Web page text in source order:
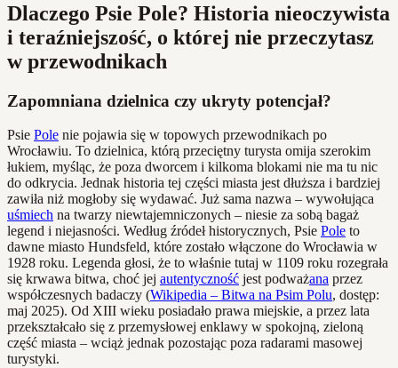
Dlaczego Psie Pole? Historia nieoczywista
i teraźniejszość, o której nie przeczytasz
w przewodnikach
Zapomniana dzielnica czy ukryty potencjał?
Psie Pole nie pojawia się w topowych przewodnikach po
Wrocławiu. To dzielnica, którą przeciętny turysta omija szerokim
łukiem, myśląc, że poza dworcem i kilkoma blokami nie ma tu nic
do odkrycia. Jednak historia tej części miasta jest dłuższa i bardziej
zawiła niż mogłoby się wydawać. Już sama nazwa – wywołująca
uśmiech na twarzy niewtajemniczonych – niesie za sobą bagaż
legend i niejasności. Według źródeł historycznych, Psie Pole to
dawne miasto Hundsfeld, które zostało włączone do Wrocławia w
1928 roku. Legenda głosi, że to właśnie tutaj w 1109 roku rozegrała
się krwawa bitwa, choć jej autentyczność jest podważana przez
współczesnych badaczy (Wikipedia – Bitwa na Psim Polu, dostęp:
maj 2025). Od XIII wieku posiadało prawa miejskie, a przez lata
przekształcało się z przemysłowej enklawy w spokojną, zieloną
część miasta – wciąż jednak pozostając poza radarami masowej
turystyki.